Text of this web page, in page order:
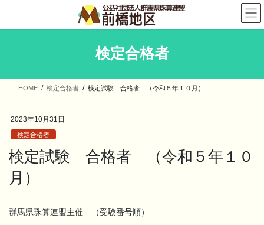
テ
ス
ゲ
ン
検定合格者
HOME 検定合格者 検定試験 合格者 （令和５年１０月）
2023年10月31日
検定合格者
検定試験 合格者 （令和５年１０
月）
群馬県珠算連盟主催 （受験番号順）